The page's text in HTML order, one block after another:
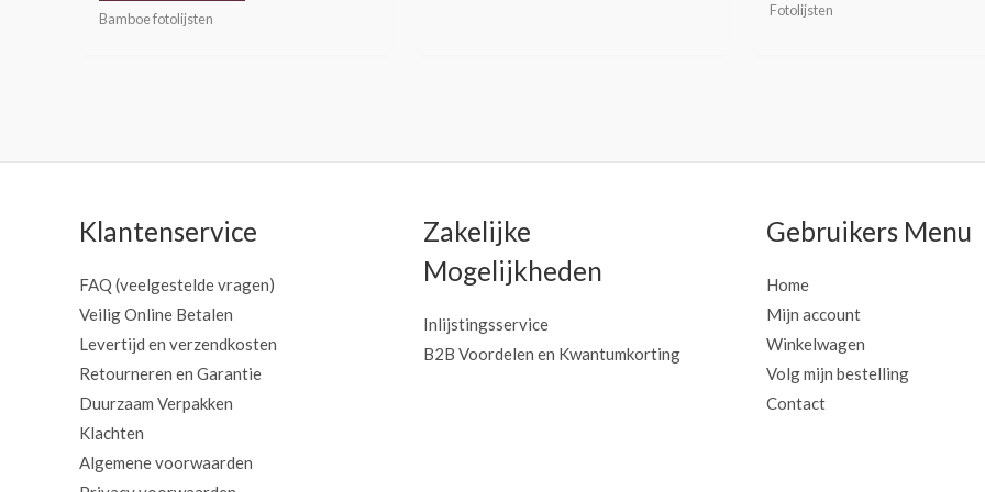
Bamboe fotolijsten Fotolijsten
Klantenservice
FAQ (veelgestelde vragen)
Veilig Online Betalen
Levertijd en verzendkosten
Retourneren en Garantie
Duurzaam Verpakken
Klachten
Algemene voorwaarden
Zakelijke
Mogelijkheden
Inlijstingsservice
B2B Voordelen en Kwantumkorting
Gebruikers Menu
Home
Mijn account
Winkelwagen
Volg mijn bestelling
Contact